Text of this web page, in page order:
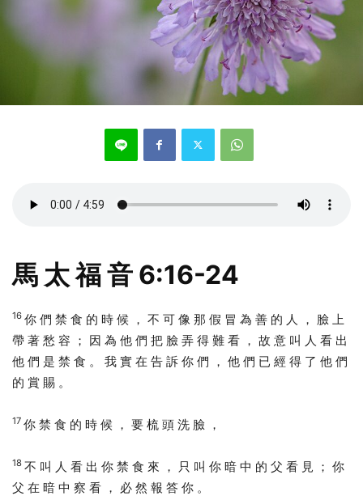
馬 太 福 音 6:16-24
16 你 們 禁 食 的 時 候 ， 不 可 像 那 假 冒 為 善 的 人 ， 臉 上
帶 著 愁 容 ； 因 為 他 們 把 臉 弄 得 難 看 ， 故 意 叫 人 看 出
他 們 是 禁 食 。 我 實 在 告 訴 你 們 ， 他 們 已 經 得 了 他 們
的 賞 賜 。
17 你 禁 食 的 時 候 ， 要 梳 頭 洗 臉 ，
18 不 叫 人 看 出 你 禁 食 來 ， 只 叫 你 暗 中 的 父 看 見 ； 你
父 在 暗 中 察 看 ， 必 然 報 答 你 。